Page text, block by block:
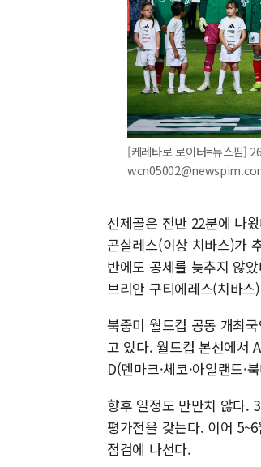
[케레타로 로이터=뉴스핌]
선제골은 전반 22분에 나
곤살레스(이상 치바스)가
반에도 공세를 늦추지 않
브리안 구티에레스(치바
북중미 월드컵 공동 개최
고 있다. 월드컵 본선에서
D(덴마크·체코·아일랜드
향후 일정도 만만치 않다.
평가전을 갖는다. 이어
점검에 나선다.